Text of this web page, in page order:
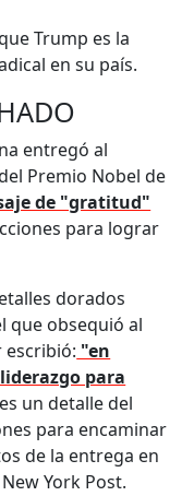
Trump es la
en su país.
entregó al
Premio Nobel de
de "gratitud"
para lograr
dorados
que obsequió al
escribió: "en
para
un detalle del
para encaminar
de la entrega en
York Post.